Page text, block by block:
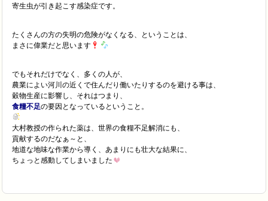
寄生虫が引き起こす感染症です。
たくさんの方の失明の危険がなくなる、ということは、
まさに偉業だと思います
でもそれだけでなく、多くの人が、
農業によい河川の近くで住んだり働いたりするのを避ける事は、
穀物生産に影響し、それはつまり、
食糧不足の要因となっているということ。
大村教授の作られた薬は、世界の食糧不足解消にも、
貢献するのだなぁ～と、
地道な地味な作業から導く、あまりにも壮大な結果に、
ちょっと感動してしまいました